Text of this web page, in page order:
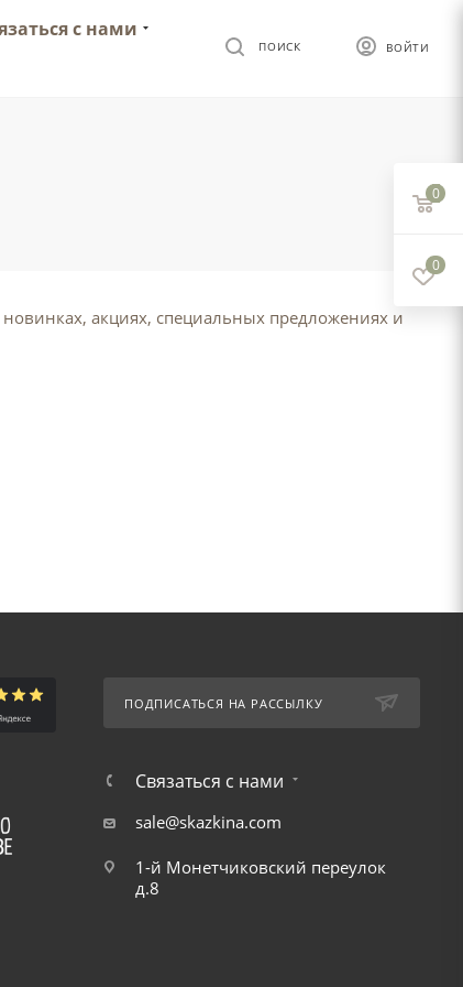
ВОЙТИ
ПОИСК
с нами
акциях, специальных предложениях и
ПОДПИСАТЬСЯ НА РАССЫЛКУ
Связаться с нами
sale@skazkina.com
1-й Монетчиковский переулок
д.8
0
0